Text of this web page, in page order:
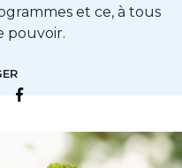
et ce, à tous
pouvoir.
sur LinkedIn
sur Twitter